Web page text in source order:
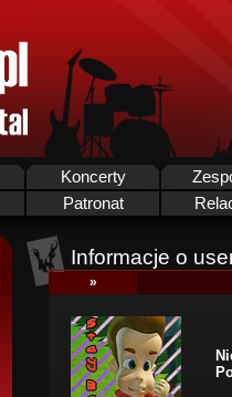
Koncerty
Patronat
Informacje o
»